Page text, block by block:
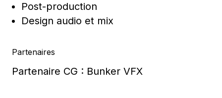
Post-production
Design audio et mix
Partenaires
Partenaire CG : Bunker VFX